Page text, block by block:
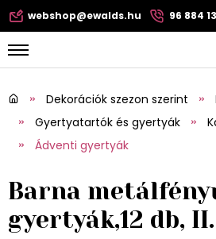
webshop@ewalds.hu 96 884
Dekorációk szezon szerint
Gyertyatartók és gyertyák
Ádventi gyertyák
Barna
gyertyák,12 db,